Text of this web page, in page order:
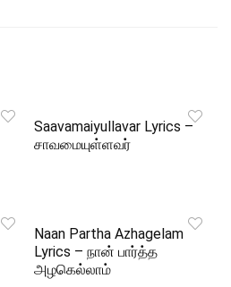
Saavamaiyullavar Lyrics –
சாவமையுள்ளவர்
Naan Partha Azhagelam
Lyrics – நான் பார்த்த
அழகெல்லாம்